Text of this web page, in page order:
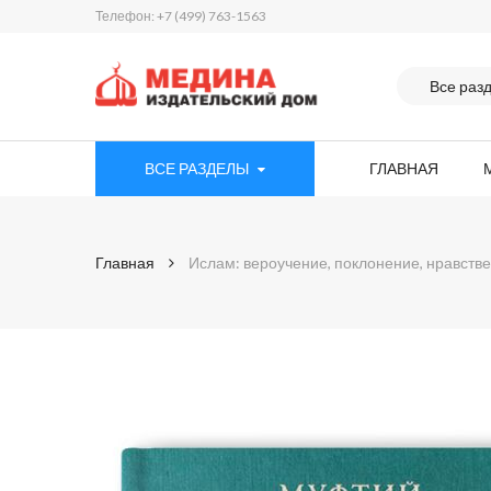
Телефон: +7 (499) 763-1563
ВСЕ РАЗДЕЛЫ ГЛАВНАЯ
Главная Ислам: вероучение, поклонение,